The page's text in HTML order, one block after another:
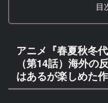
目
アニメ『春夏秋冬
（第14話）海外の
はあるが楽しめた